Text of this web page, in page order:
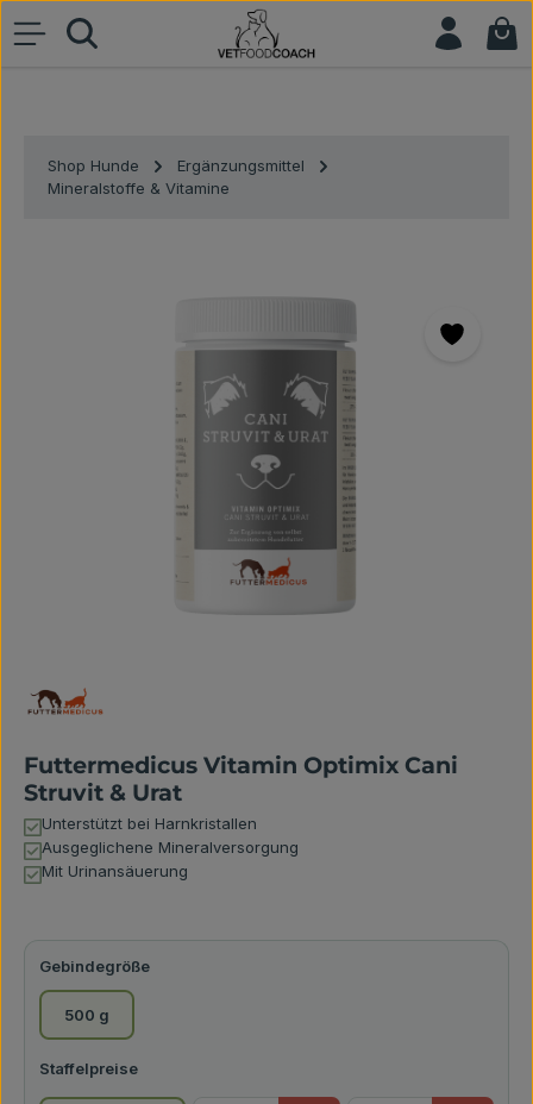
Zum Hauptinhalt springen
Shop Hunde
Ergänzungsmittel
Mineralstoffe & Vitamine
Futtermedicus Vitamin Optimix Cani
Struvit & Urat
Unterstützt bei Harnkristallen
Ausgeglichene Mineralversorgung
Mit Urinansäuerung
Gebindegrößeauswählen
500 g